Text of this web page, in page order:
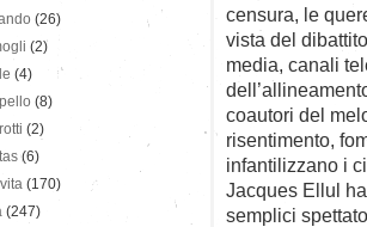
censura, le
vista del
media, canali
coautori del
risentimento,
infantilizzano i
Jacques Ellul
semplici
(26)
(2)
(4)
(8)
(2)
(6)
(170)
(247)